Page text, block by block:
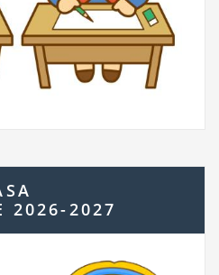
2026-2027